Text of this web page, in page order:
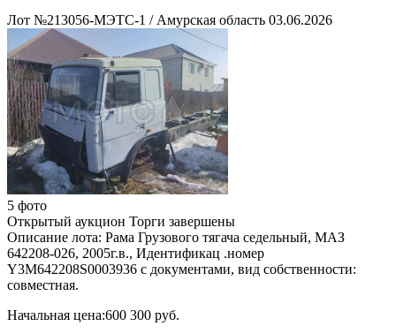
Лот №213056-МЭТС-1 / Амурская область 03.06.2026
5 фото
Открытый аукцион Торги завершены
Описание лота: Рама Грузового тягача седельный, МАЗ
642208-026, 2005г.в., Идентификац .номер
Y3M642208S0003936 с документами, вид собственности:
совместная.
Начальная цена:600 300 руб.